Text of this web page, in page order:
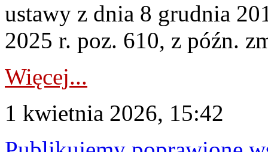
ustawy z dnia 8 grudnia
2025 r. poz. 610, z późn.
Więcej...
1 kwietnia 2026, 15:42